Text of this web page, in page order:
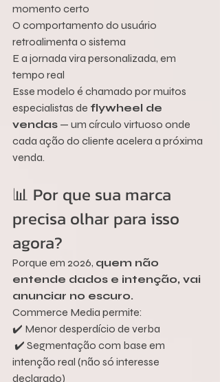
momento certo
O comportamento do usuário
retroalimenta o sistema
E a jornada vira personalizada, em
tempo real
Esse modelo é chamado por muitos
especialistas de flywheel de
vendas — um círculo virtuoso onde
cada ação do cliente acelera a próxima
venda.
📊 Por que sua marca
precisa olhar para isso
agora?
Porque em 2026, quem não
entende dados e intenção, vai
anunciar no escuro.
Commerce Media permite:
✔️ Menor desperdício de verba
✔️ Segmentação com base em
intenção real (não só interesse
declarado)